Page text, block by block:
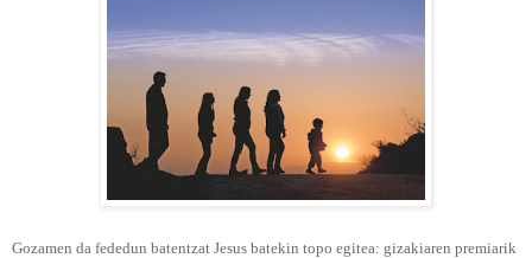
Gozamen da fededun batentzat Jesus batekin topo egitea: gizakiaren premiarik